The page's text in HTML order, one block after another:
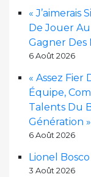
«
De Jouer
Gagner Des
6 Août 2026
« Assez Fier
Équipe,
Talents Du
Génération »
6 Août 2026
Lionel
3 Août 2026